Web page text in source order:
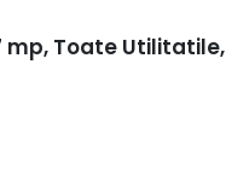
mp, Toate Utilitatile,